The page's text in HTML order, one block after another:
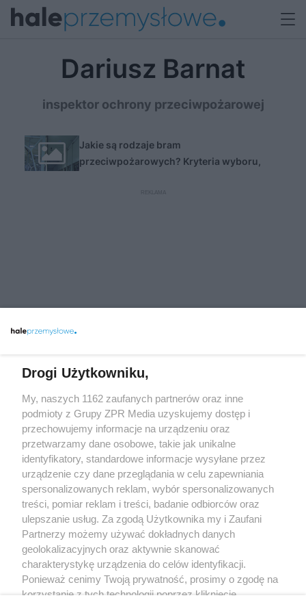
Dariusz Barnat
inspektor ochrony przeciwpożarowej
Jakie są rodzaje bram
przeciwpożarowych? Kryteria wyboru,
Żaden utwór zamieszczony w serwisie nie może być powielany i
rozpowszechniany lub dalej rozpowszechniany w jakikolwiek sposób
(w tym także elektroniczny lub mechaniczny) na jakimkolwiek polu
eksploatacji w jakiejkolwiek formie, włącznie z umieszczaniem w
Internecie bez pisemnej zgody właściciela praw. Jakiekolwiek użycie
lub wykorzystanie utworów w całości lub w części z naruszeniem
prawa, tzn. bez właściwej zgody, jest zabronione pod groźbą kary i
może być ścigane prawnie.
O nas
Drogi Użytkowniku,
My, naszych 1162 zaufanych partnerów oraz inne
podmioty z Grupy ZPR Media uzyskujemy dostęp i
przechowujemy informacje na urządzeniu oraz
przetwarzamy dane osobowe, takie jak unikalne
identyfikatory, standardowe informacje wysyłane przez
urządzenie czy dane przeglądania w celu zapewniania
spersonalizowanych reklam, wybór spersonalizowanych
treści, pomiar reklam i treści, badanie odbiorców oraz
ulepszanie usług. Za zgodą Użytkownika my i Zaufani
Partnerzy możemy używać dokładnych danych
geolokalizacyjnych oraz aktywnie skanować
charakterystykę urządzenia do celów identyfikacji.
Ponieważ cenimy Twoją prywatność, prosimy o zgodę na
korzystanie z tych technologii poprzez kliknięcie